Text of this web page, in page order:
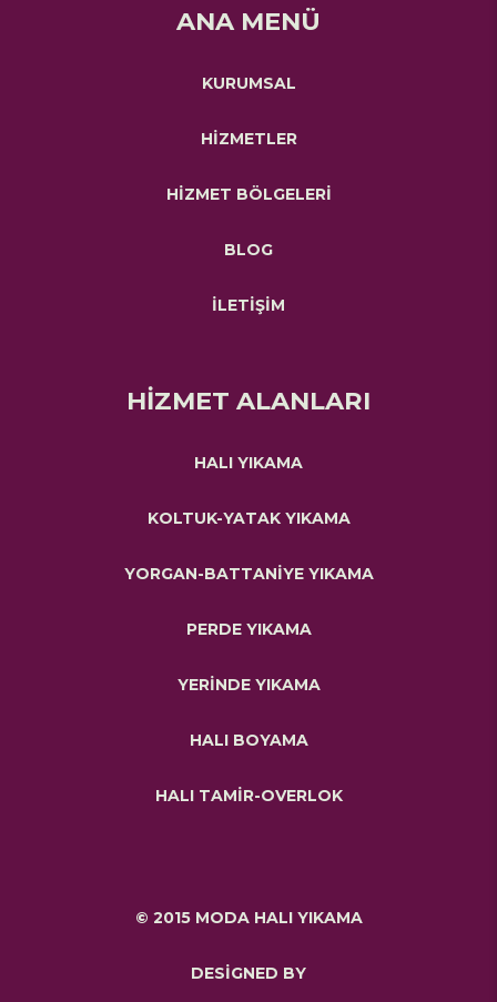
ANA MENÜ
KURUMSAL
HİZMETLER
HİZMET BÖLGELERİ
BLOG
İLETİŞİM
HİZMET ALANLARI
HALI YIKAMA
KOLTUK-YATAK YIKAMA
YORGAN-BATTANİYE YIKAMA
PERDE YIKAMA
YERİNDE YIKAMA
HALI BOYAMA
HALI TAMİR-OVERLOK
© 2015 MODA HALI YIKAMA
DESİGNED BY